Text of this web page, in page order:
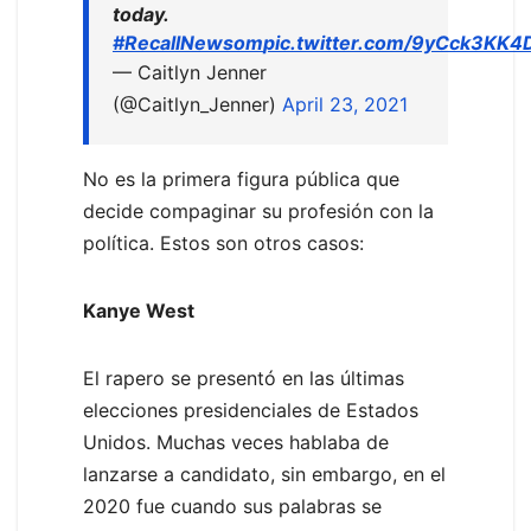
today.
#RecallNewsompic.twitter.com/
— Caitlyn Jenner
(@Caitlyn_Jenner) April 23, 2021
No es la primera figura pública que
decide compaginar su profesión con la
política. Estos son otros casos:
Kanye West
El rapero se presentó en las últimas
elecciones presidenciales de Estados
Unidos. Muchas veces hablaba de
lanzarse a candidato, sin embargo, en el
2020 fue cuando sus palabras se